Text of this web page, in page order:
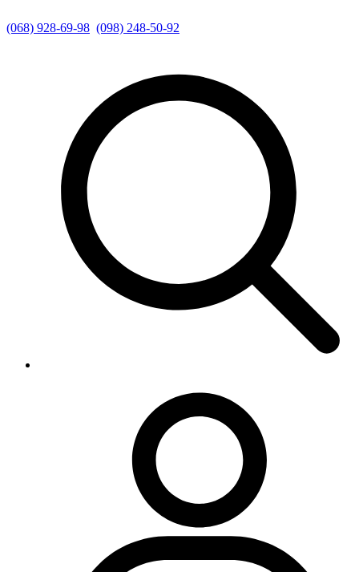
(068) 928-69-98 (098) 248-50-92